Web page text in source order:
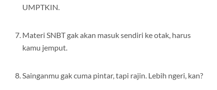
UMPTKIN.
Materi SNBT gak akan masuk sendiri ke otak, harus
kamu jemput.
Sainganmu gak cuma pintar, tapi rajin. Lebih ngeri, kan?